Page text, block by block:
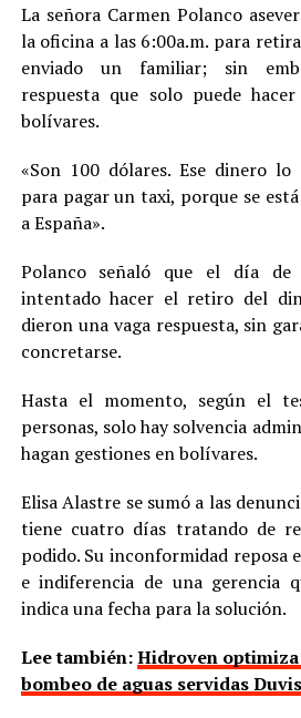
La señora Carmen Polanco
la oficina a las 6:00a.m. para
enviado un familiar; sin
respuesta que solo puede
bolívares.
«Son 100 dólares. Ese dinero lo
para pagar un taxi, porque se
a España».
Polanco señaló que el día de
intentado hacer el retiro del
dieron una vaga respuesta, sin
concretarse.
Hasta el momento, según el
personas, solo hay solvencia
hagan gestiones en bolívares.
Elisa Alastre se sumó a las
tiene cuatro días tratando de
podido. Su inconformidad reposa
e indiferencia de una gerencia
indica una fecha para la solución.
Lee también:Hidroven optimiza
bombeo de aguas servidas